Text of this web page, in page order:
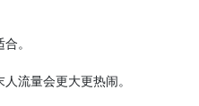
。
流量会更大更热闹。